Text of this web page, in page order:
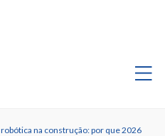
na construção: por que 2026